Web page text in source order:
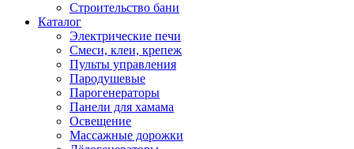
Строительство бани
Каталог
Электрические печи
Смеси, клеи, крепеж
Пульты управления
Пародушевые
Парогенераторы
Панели для хамама
Освещение
Массажные дорожки